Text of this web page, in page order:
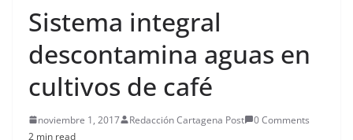
Sistema integral
descontamina aguas en
cultivos de café
noviembre 1, 2017 Redacción Cartagena Post
0 Comments
2 min read